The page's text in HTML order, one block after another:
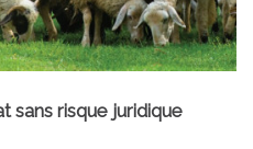
sans risque juridique